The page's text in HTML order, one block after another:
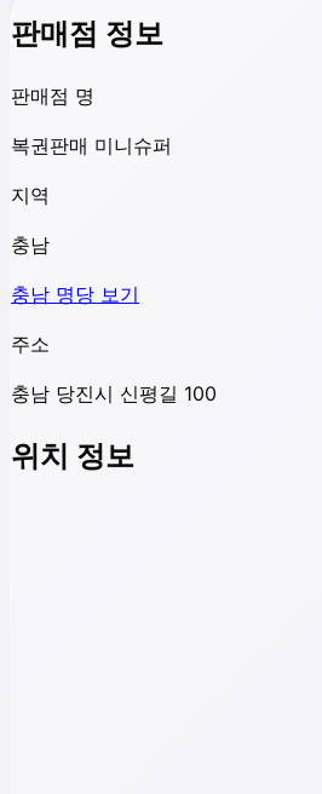
판매점 정보
판매점 명
복권판매 미니슈퍼
지역
충남
충남 명당 보기
주소
충남 당진시 신평길 100
위치 정보